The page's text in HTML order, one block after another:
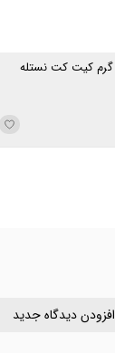
افزودن دیدگاه جدید